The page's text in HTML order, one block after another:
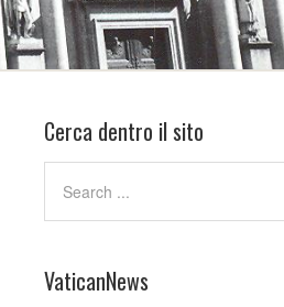
Cerca dentro il sito
VaticanNews